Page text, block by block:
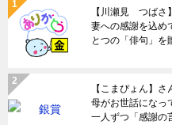
【川瀬見 つばさ
妻への感謝を込め
とつの「俳句」を
【こまぴょん】さ
母がお世話になっ
一人ずつ「感謝の